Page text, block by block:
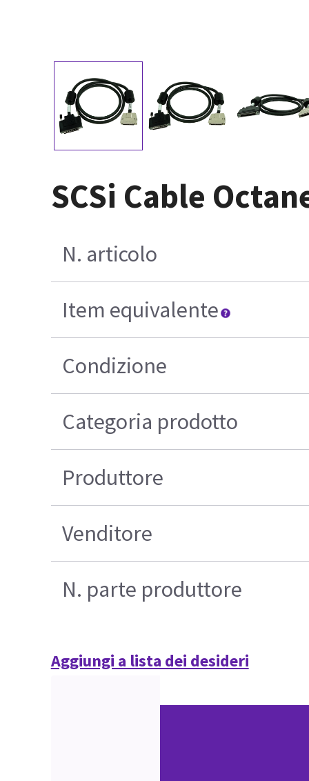
SCSi Cable
N. articolo
Item equivalente
Condizione
Categoria prodotto
Produttore
Venditore
N. parte produttore
Aggiungi a lista dei desideri